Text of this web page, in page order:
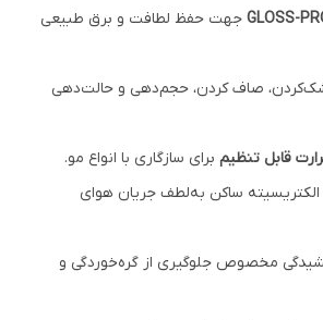
GLOSS- جهت حفظ لطافت و برق طبیعی
صاف کردن، حجم‌دهی و حالت‌دهی
قابل تنظیم برای سازگاری با انواع مو.
ساکن به‌لطف جریان هوای
مخصوص جلوگیری از گره‌خوردگی و